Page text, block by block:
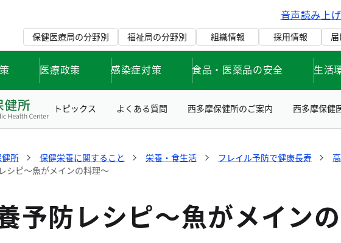
音声読み上
保健医療局の分野別 福祉局の分野別 組織情報 採用情報
医療政策 感染症対策 食品・医薬品の安全 生活
トピックス よくある質問 西多摩保健所のご案内 西多摩保健
所 保健栄養に関すること 栄養・食生活 フレイル予防で健康長寿
シピ～魚がメインの料理～
予防レシピ～魚がメイン